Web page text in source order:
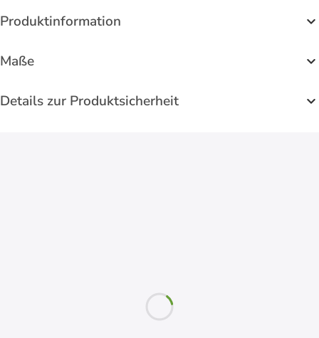
Produktinformation
Maße
Details zur Produktsicherheit